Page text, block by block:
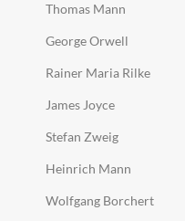
Thomas Mann
George Orwell
Rainer Maria Rilke
James Joyce
Stefan Zweig
Heinrich Mann
Wolfgang Borchert